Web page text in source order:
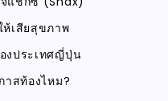
ห้เสียสุขภาพ
งประเทศญี่ปุ่น
าสท้องไหม?